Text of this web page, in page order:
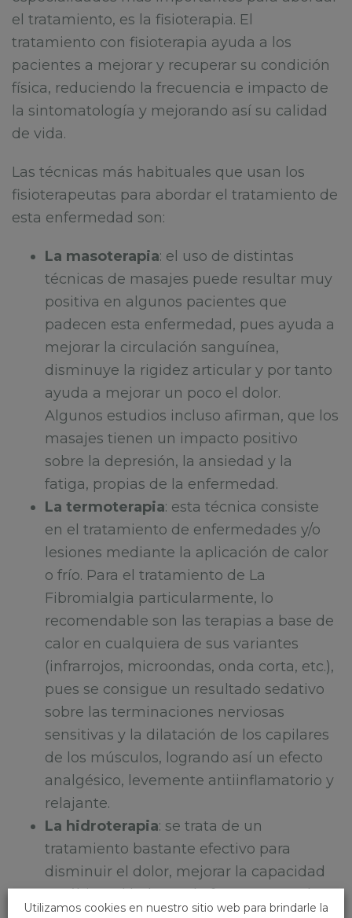
el tratamiento, es la fisioterapia. El
tratamiento con fisioterapia ayuda a los
pacientes a mejorar y recuperar su condición
física, reduciendo la frecuencia e impacto de
la sintomatología y mejorando así su calidad
de vida.
Las técnicas más habituales que usan los
fisioterapeutas para abordar el tratamiento de
esta enfermedad son:
La masoterapia: el uso de distintas
técnicas de masajes puede resultar muy
positiva en algunos pacientes que
padecen esta enfermedad, pues ayuda a
mejorar la circulación sanguínea,
disminuye la rigidez articular y por tanto
ayuda a mejorar un poco el dolor.
Algunos estudios incluso afirman, que los
masajes tienen un impacto positivo
sobre la depresión, la ansiedad y la
fatiga, propias de la enfermedad.
La termoterapia: esta técnica consiste
en el tratamiento de enfermedades y/o
lesiones mediante la aplicación de calor
o frío. Para el tratamiento de La
Fibromialgia particularmente, lo
recomendable son las terapias a base de
calor en cualquiera de sus variantes
(infrarrojos, microondas, onda corta, etc.),
pues se consigue un resultado sedativo
sobre las terminaciones nerviosas
sensitivas y la dilatación de los capilares
de los músculos, logrando así un efecto
analgésico, levemente antiinflamatorio y
relajante.
La hidroterapia: se trata de un
tratamiento bastante efectivo para
disminuir el dolor, mejorar la capacidad
aeróbica, el balance, la fuerza muscular y
Utilizamos cookies en nuestro sitio web para brindarle la